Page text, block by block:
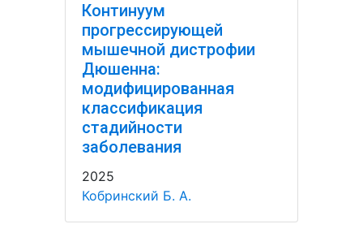
Континуум
прогрессирующей
мышечной дистрофии
Дюшенна:
модифицированная
классификация
стадийности
заболевания
2025
Кобринский Б. А.